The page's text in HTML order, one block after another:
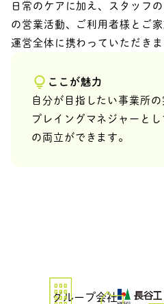
日常のケアに加え、スタッフ
の営業活動、ご利用者様とご
運営全体に携わっていただきま
ここが魅力
自分が目指したい事業所の
プレイングマネジャーと
の両立ができます。
グループ会社